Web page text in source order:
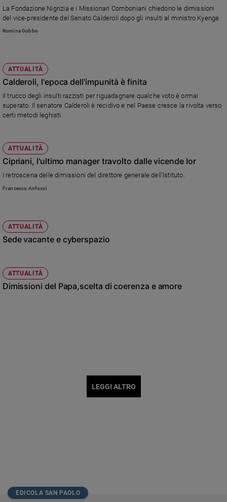
La Fondazione Nigrizia e i Missionari Comboniani chiedono le dimissioni
del vice-presidente del Senato Calderoli dopo gli insulti al ministro Kyenge.
Romina Gobbo
ATTUALITÀ
Calderoli, l'epoca dell'impunità è finita
Il trucco degli insulti razzisti per riguadagnare qualche voto è ormai
superato. Il senatore Calderoli è recidivo e nel Paese cresce la rivolta verso
certi metodi leghisti.
ATTUALITÀ
Cipriani, l'ultimo manager travolto dalle vicende Ior
I retroscena delle dimissioni del direttore generale dell'Istituto.
Francesco Anfossi
ATTUALITÀ
Sede vacante e cyberspazio
ATTUALITÀ
Dimissioni del Papa,scelta di coerenza e amore
LEGGI ALTRO
EDICOLA SAN PAOLO